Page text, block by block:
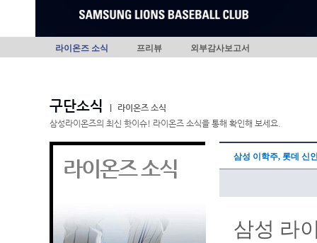
라이온즈 소식 프리뷰 외부감사보고서
구단소식
라이온즈 소식
삼성라이온즈의 최신 핫이슈! 라이온즈 소식을 통해 확인해 보세요.
라이온즈 소식 삼성 이학주, 롯데 신
삼성 라